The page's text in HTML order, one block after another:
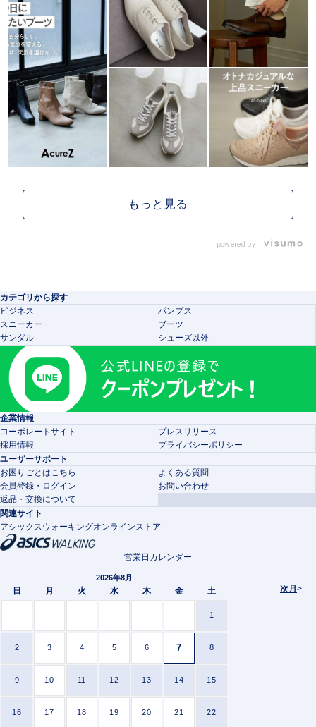
powered by
カテゴリから探す
ビジネス
パンプス
スニーカー
ブーツ
サンダル
シューズ以外
企業情報
コーポレートサイト
プレスリリース
採用情報
プライバシーポリシー
ユーザーサポート
お困りごとはこちら
よくある質問
会員登録・ログイン
お問い合わせ
返品・交換について
関連サイト
アシックスウォーキングオンラインストア
次月 >
営業日カレンダー
2026年8月
日 月 火 水 木 金 土
1
2 3 4 5 6 7 8
9 10 11 12 13 14 15
16 17 18 19 20 21 22